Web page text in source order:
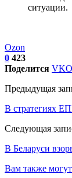
ситуации.
Ozon
0 423
Поделится VK
Предыдущая
В стратегиях
Следующая
В Беларуси
Вам также